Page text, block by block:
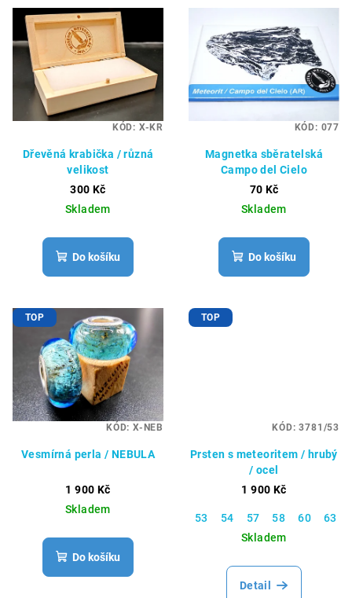
Dřevěná krabička / různá
velikost
300 Kč
Skladem
Do košíku
KÓD: X-KR
Magnetka sběratelská
Campo del Cielo
70 Kč
Skladem
Do košíku
KÓD: 077
TOP
Vesmírná perla / NEBULA
1 900 Kč
Skladem
Do košíku
KÓD: X-NEB
TOP
Prsten s meteoritem / hrubý
/ ocel
1 900 Kč
53 54 57 58 60 63
Skladem
Detail
KÓD:3781/53